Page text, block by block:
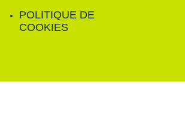
POLITIQUE DE
COOKIES